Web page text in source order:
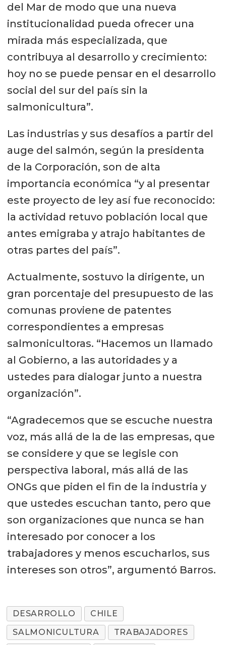
del Mar de modo que una nueva
institucionalidad pueda ofrecer una
mirada más especializada, que
contribuya al desarrollo y crecimiento:
hoy no se puede pensar en el desarrollo
social del sur del país sin la
salmonicultura”.
Las industrias y sus desafíos a partir del
auge del salmón, según la presidenta
de la Corporación, son de alta
importancia económica “y al presentar
este proyecto de ley así fue reconocido:
la actividad retuvo población local que
antes emigraba y atrajo habitantes de
otras partes del país”.
Actualmente, sostuvo la dirigente, un
gran porcentaje del presupuesto de las
comunas proviene de patentes
correspondientes a empresas
salmonicultoras. “Hacemos un llamado
al Gobierno, a las autoridades y a
ustedes para dialogar junto a nuestra
organización”.
“Agradecemos que se escuche nuestra
voz, más allá de la de las empresas, que
se considere y que se legisle con
perspectiva laboral, más allá de las
ONGs que piden el fin de la industria y
que ustedes escuchan tanto, pero que
son organizaciones que nunca se han
interesado por conocer a los
trabajadores y menos escucharlos, sus
intereses son otros”, argumentó Barros.
DESARROLLO
CHILE
SALMONICULTURA
TRABAJADORES